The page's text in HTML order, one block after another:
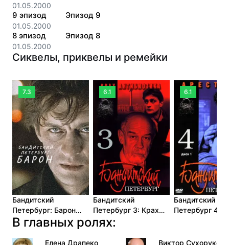
01.05.2000
9 эпизод
01.05.2000
Эпизод 9
8 эпизод
01.05.2000
Эпизод 8
Сиквелы, приквелы и ремейки
7.3
Бандитский
Петербург: Барон
(2000)
6.1
Бандитский
Петербург 3: Крах
Антибиотика (2001)
6.1
Бандитский
Петербург 4:
В главных ролях:
Елена Драпеко Виктор Сухоруков